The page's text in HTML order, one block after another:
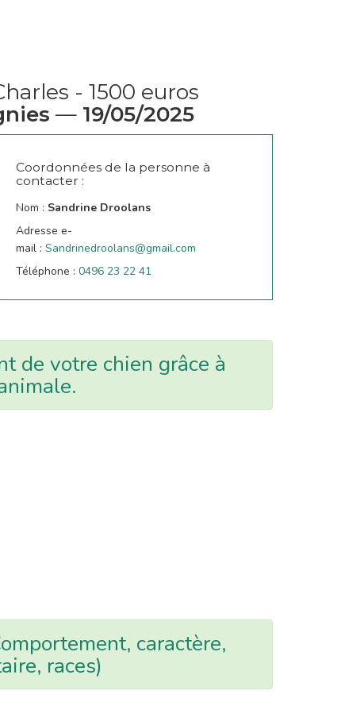
- 1500 euros
— 19/05/2025
de votre chien grâce à
caractère,
races)
Coordonnées de la personne à
contacter :
Nom : Sandrine Droolans
Adresse e-
mail :Sandrinedroolans@gmail.com
Téléphone :0496 23 22 41